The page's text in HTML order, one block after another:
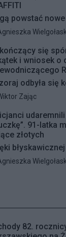
powstać
do
w której
we
Dróg
artykułu:
się
i wniosek o
odbyła się
Dzielnicy
budowy
Po
na
artykułu:
Zając
91-latka
złotych
91-
Policjanci
mężczyznę
odebrać
seniorkę 23
artykułu:
82.